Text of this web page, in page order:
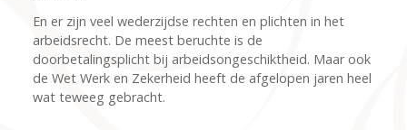
En er zijn veel wederzijdse rechten en plichten in het
arbeidsrecht. De meest beruchte is de
doorbetalingsplicht bij arbeidsongeschiktheid. Maar ook
de Wet Werk en Zekerheid heeft de afgelopen jaren heel
wat teweeg gebracht.